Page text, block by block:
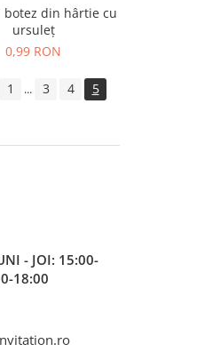
botez din hârtie cu
ursuleț
0,99 RON
1 ... 3 4 5
- JOI: 15:00-
18:00